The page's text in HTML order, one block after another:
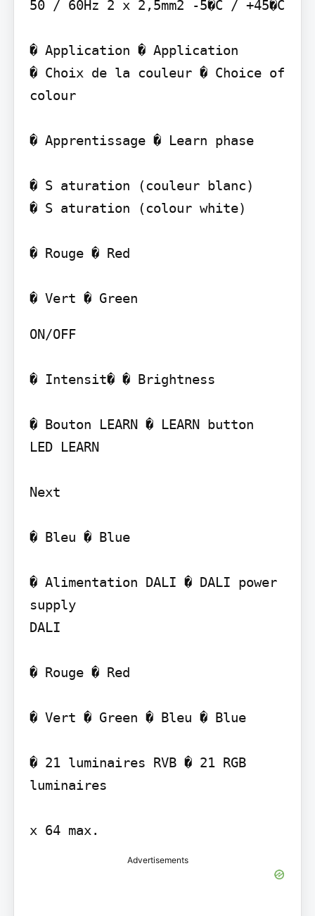
50 / 60Hz 2 x 2,5mm2 -5�C / +45�C
� Application � Application
� Choix de la couleur � Choice of
colour
� Apprentissage � Learn phase
� S aturation (couleur blanc)
� S aturation (colour white)
� Rouge � Red
ON/OFF
� Intensit� � Brightness
� Bouton LEARN � LEARN button
LED LEARN
Next
� Bleu � Blue
� Alimentation DALI � DALI power
supply
DALI
� Rouge � Red
� Vert � Green � Bleu � Blue
� 21 luminaires RVB � 21 RGB
luminaires
x 64 max.
Advertisements